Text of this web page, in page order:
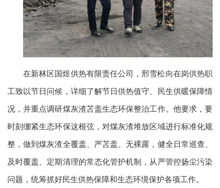
在新林区国煜供热有限责任公司，邢雪松向在岗供热职
工致以节日问候，详细了解节日供热值守、民生供暖保障情
况，并重点调研煤灰渣苫盖生态环保整治工作。他要求，要
时刻绷紧生态环保这根弦，对煤灰渣堆放区域进行标准化规
整，做到煤灰渣全覆盖、严苫盖、无裸露，健全日常巡查、
及时覆盖、定期清理的常态化管护机制，从严管控扬尘污染
问题，统筹抓好民生供热保障和生态环境保护各项工作。